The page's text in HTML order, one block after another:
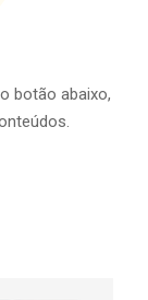
botão abaixo,